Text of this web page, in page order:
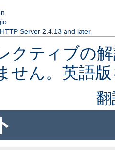
Server 2.4.13 and later
クティブの
せん。英語